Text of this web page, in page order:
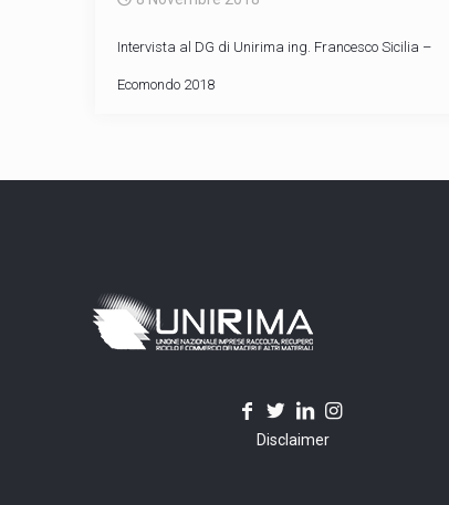
Intervista al DG di Unirima ing. Francesco Sicilia –
Ecomondo 2018
Disclaimer